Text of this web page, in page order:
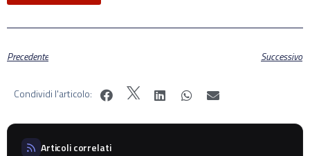
Precedente Successivo
Condividi l'articolo:
Articoli correlati